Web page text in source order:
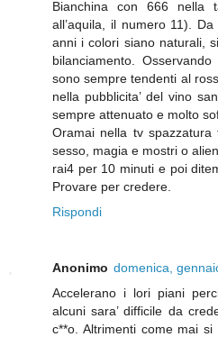
Bianchina con 666 nella
all’aquila, il numero 11).
anni i colori siano naturali,
bilanciamento.
sono sempre tendenti al
nella pubblicita’ del vino
sempre attenuato e molto
Oramai nella tv spazzatura
sesso, magia e mostri o
rai4 per 10 minuti e poi
Provare per credere.
Rispondi
Anonimo domenica,
Accelerano i lori piani
alcuni sara’ difficile da
c**o. Altrimenti come mai si